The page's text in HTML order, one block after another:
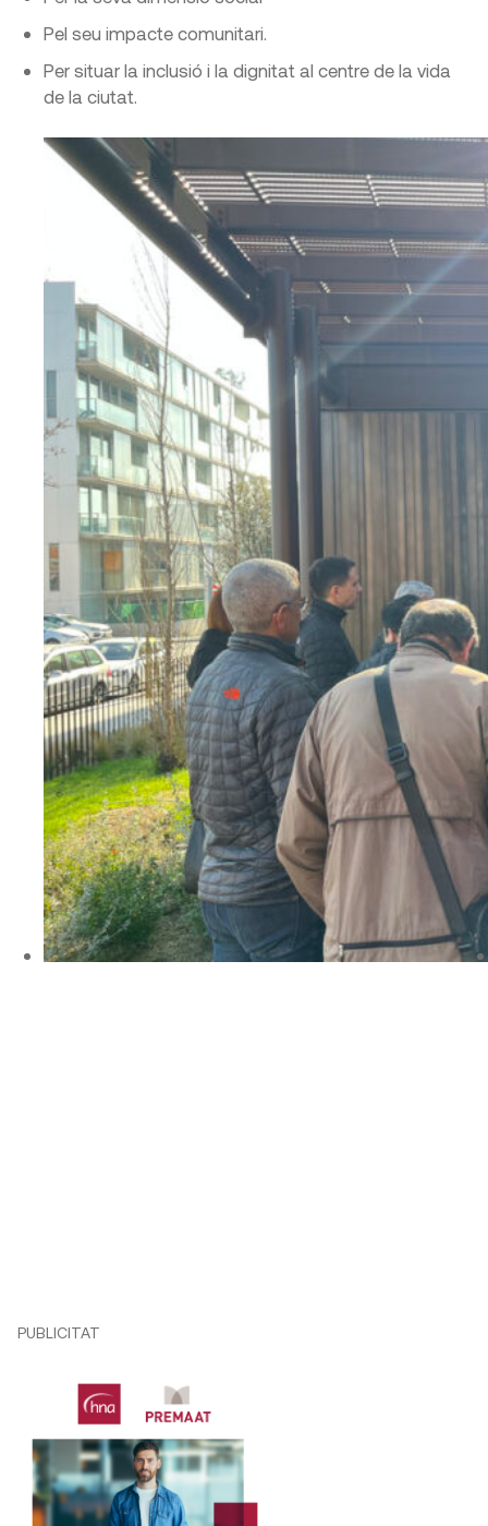
Pel seu impacte comunitari.
Per situar la inclusió i la dignitat al centre de la vida
de la ciutat.
PUBLICITAT